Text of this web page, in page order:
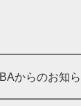
からのお知